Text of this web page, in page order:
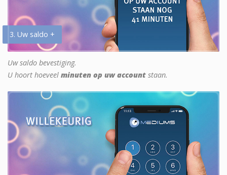
3. Uw saldo +
Uw saldo bevestiging.
U hoort hoeveel minuten op uw account staan.